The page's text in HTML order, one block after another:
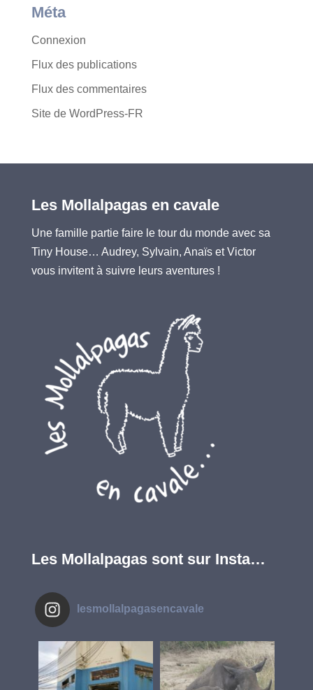
Méta
Connexion
Flux des publications
Flux des commentaires
Site de WordPress-FR
Les Mollalpagas en cavale
Une famille partie faire le tour du monde avec sa
Tiny House… Audrey, Sylvain, Anaïs et Victor
vous invitent à suivre leurs aventures !
Les Mollalpagas sont sur Insta…
lesmollalpagasencavale